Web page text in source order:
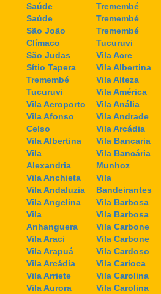
Saúde
Saúde
São João
Clímaco
São Judas
Sítio Tapera
Tremembé
Tucuruvi
Vila Aeroporto
Vila Afonso
Celso
Vila Albertina
Vila
Alexandria
Vila Anchieta
Vila Andaluzia
Vila Angelina
Vila
Anhanguera
Vila Araci
Vila Arapuá
Vila Arcádia
Vila Arriete
Vila Aurora
Tremembé
Tremembé
Tremembé
Tucuruvi
Vila Acre
Vila Albertina
Vila Alteza
Vila América
Vila Anália
Vila Andrade
Vila Arcádia
Vila Bancaria
Vila Bancária
Munhoz
Vila
Bandeirantes
Vila Barbosa
Vila Barbosa
Vila Carbone
Vila Carbone
Vila Cardoso
Vila Carioca
Vila Carolina
Vila Carolina